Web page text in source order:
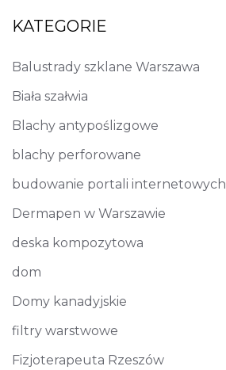
KATEGORIE
Balustrady szklane Warszawa
Biała szałwia
Blachy antypoślizgowe
blachy perforowane
budowanie portali internetowych
Dermapen w Warszawie
deska kompozytowa
dom
Domy kanadyjskie
filtry warstwowe
Fizjoterapeuta Rzeszów